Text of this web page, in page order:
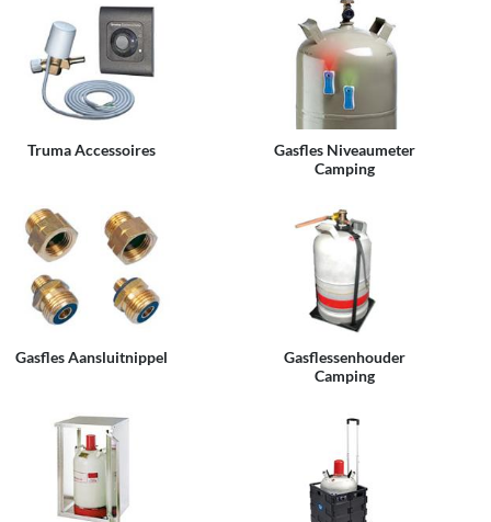
Truma Accessoires
Gasfles Niveaumeter
Camping
Gasfles Aansluitnippel
Gasflessenhouder
Camping